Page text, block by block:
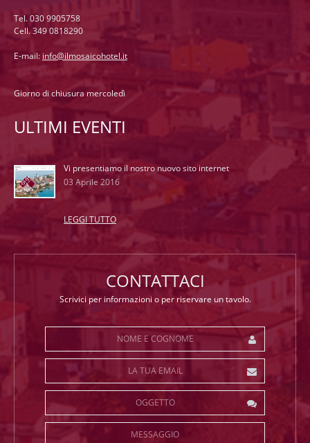
Tel. 030 9905758
Cell. 349 0818290
E-mail: info@ilmosaicohotel.it
Giorno di chiusura mercoledì
ULTIMI EVENTI
Vi presentiamo il nostro nuovo sito internet
03 Aprile 2016
LEGGI TUTTO
CONTATTACI
Scrivici per informazioni o per riservare un tavolo.
Nome e Cognome*
La tua Email*
Oggetto
Messaggio